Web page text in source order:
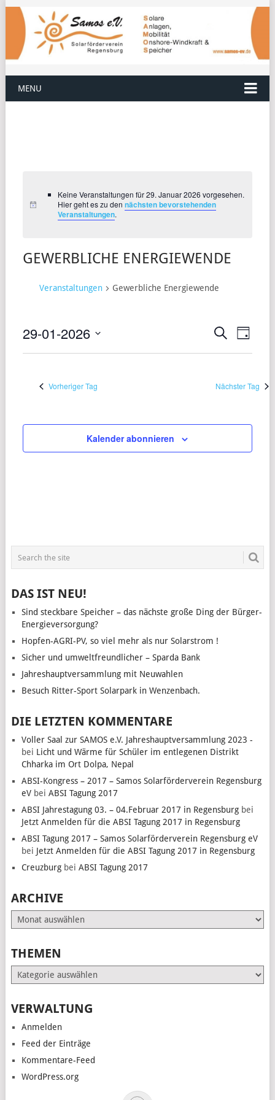
MENU
Keine Veranstaltungen für 29. Januar 2026 vorgesehen.
Hier geht es zu den nächsten bevorstehenden
Veranstaltungen.
GEWERBLICHE ENERGIEWENDE
Veranstaltungen Gewerbliche Energiewende
SUCHE
Suche
Tag
29-01-2026
Vorheriger Tag Nächster Tag
Kalender abonnieren
DAS IST NEU!
Sind steckbare Speicher – das nächste große Ding der Bürger-
Energieversorgung?
Hopfen-AGRI-PV, so viel mehr als nur Solarstrom !
Sicher und umweltfreundlicher – Sparda Bank
Jahreshauptversammlung mit Neuwahlen
Besuch Ritter-Sport Solarpark in Wenzenbach.
DIE LETZTEN KOMMENTARE
Voller Saal zur SAMOS e.V. Jahreshauptversammlung 2023 -
bei Licht und Wärme für Schüler im entlegenen Distrikt
Chharka im Ort Dolpa, Nepal
ABSI-Kongress – 2017 – Samos Solarförderverein Regensburg
eVbei ABSI Tagung 2017
ABSI Jahrestagung 03. – 04.Februar 2017 in Regensburgbei
Jetzt Anmelden für die ABSI Tagung 2017 in Regensburg
ABSI Tagung 2017 – Samos Solarförderverein Regensburg eV
bei Jetzt Anmelden für die ABSI Tagung 2017 in Regensburg
Creuzburgbei ABSI Tagung 2017
ARCHIVE
Archive
THEMEN
Themen
VERWALTUNG
Anmelden
Feed der Einträge
Kommentare-Feed
WordPress.org